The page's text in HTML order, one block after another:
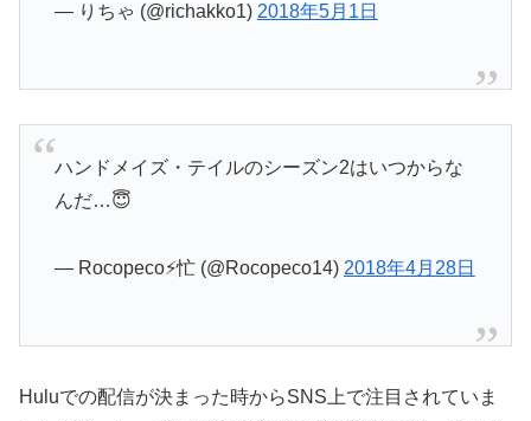
— りちゃ (@richakko1) 2018年5月1日
ハンドメイズ・テイルのシーズン2はいつからな
んだ…😇
— Rocopeco⚡忙 (@Rocopeco14) 2018年4月28日
Huluでの配信が決まった時からSNS上で注目されていま